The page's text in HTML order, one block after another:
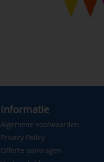
Informatie
Algemene voorwaarden
Privacy Policy
Offerte aanvragen